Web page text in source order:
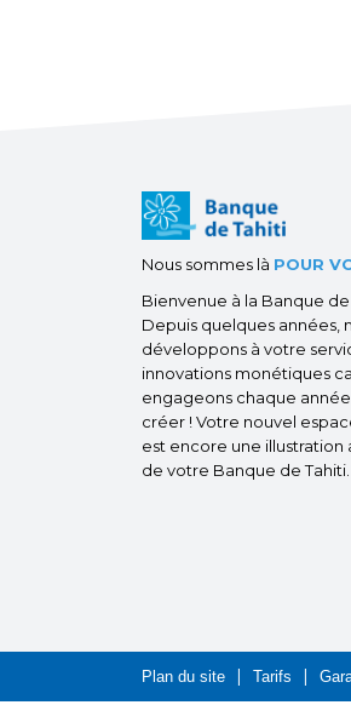
Nous sommes là POUR
Bienvenue à la Banque de
Depuis quelques années,
développons à votre
innovations monétiques
engageons chaque
créer ! Votre nouvel
est encore une illustration
de votre Banque de Tahiti.
Plan du site Tarifs